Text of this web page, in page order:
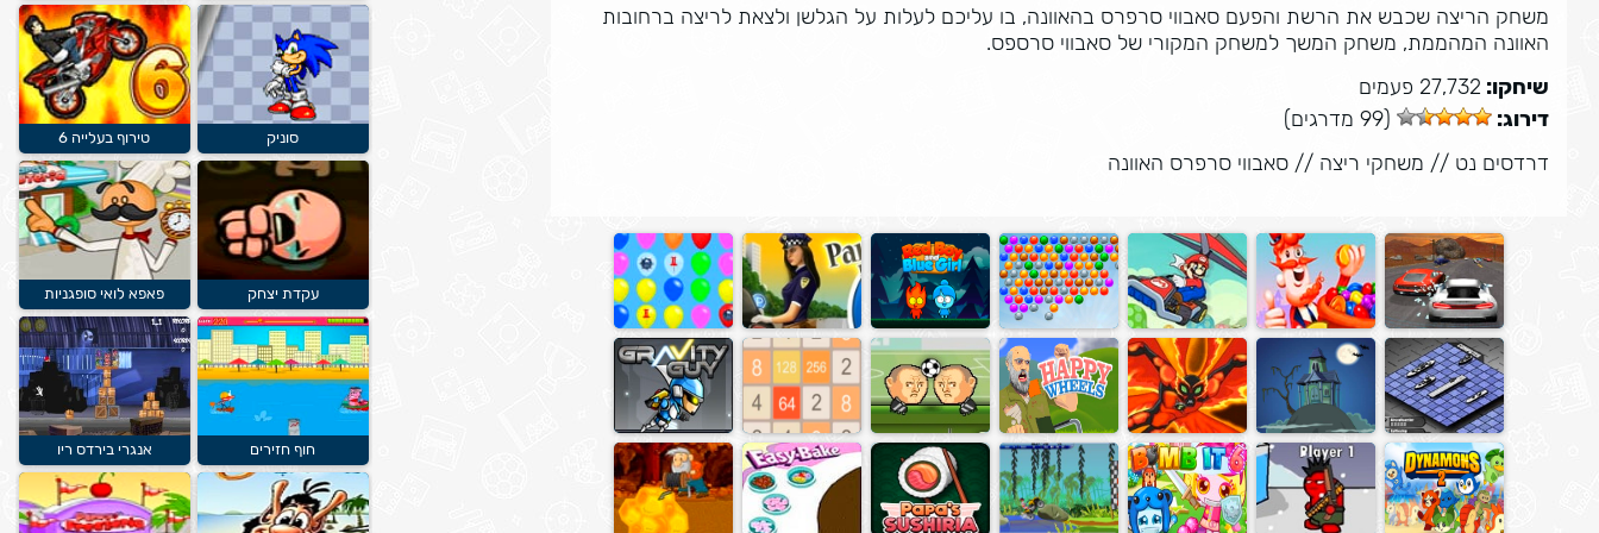
משחק הריצה שכבש את הרשת והפעם סאבווי סרפרס בהאוונה, בו עליכם לעלות על הגלשן ולצאת לריצה ברחובות
האוונה המהממת, משחק המשך למשחק המקורי של סאבווי סרספס.
שיחקו: 27,732 פעמים
דירוג:
(99 מדרגים)
דרדסים נט // משחקי ריצה //סאבווי סרפרס האוונה
סוניק טירוף בעלייה 6
עקדת יצחק פאפא לואי סופגניות
חוף חזירים אנגרי בירדס ריו